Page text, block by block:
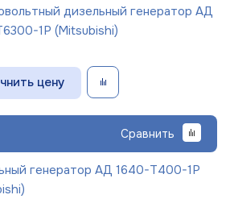
дизельный генератор АД
1Р (Mitsubishi)
цену
Сравнить
генератор АД 1640-Т400-1Р